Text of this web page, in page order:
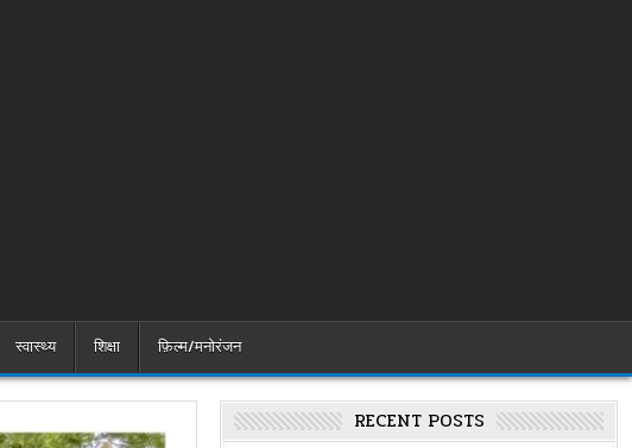
स्वास्थ्य शिक्षा फ़िल्म/मनोरंजन
RECENT POSTS